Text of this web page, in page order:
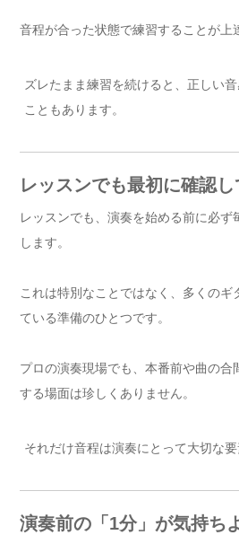
音程が合った状態で練習することが上
ズレたまま練習を続けると、正しい
こともあります。
レッスンでも最初に確認
レッスンでも、演奏を始める前に必ず
します。
これは特別なことではなく、多くのギ
ている準備のひとつです。
プロの演奏現場でも、本番前や曲の合
する場面は珍しくありません。
それだけ音程は演奏にとって大切な要
演奏前の「1分」が気持ち